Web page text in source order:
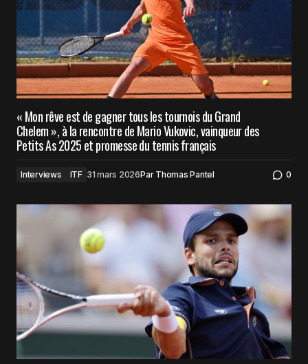
« Mon rêve est de gagner tous les tournois du Grand
Chelem », à la rencontre de Mario Vukovic, vainqueur des
Petits As 2025 et promesse du tennis français
Interviews ITF 31 mars 2026Par Thomas Pantel 0